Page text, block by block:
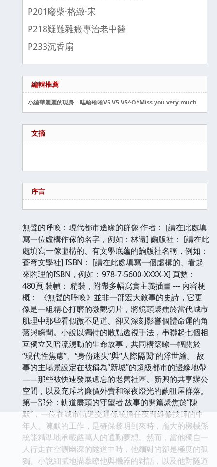
P201廢柴·格緻·宋
P218疑難雜癥專治老中醫
P233沉香扇
編輯推薦
小編華麗麗的現身，哇哈哈哈V5 V5 V5^O^Miss you very much
文摘
序言
無聲的呼喚：現代都市邊緣的群像 作者： [請在此處填
寫一位虛構作傢的名字，例如：林遠] 齣版社： [請在此
處填寫一傢虛構的、有文學底蘊的齣版社名稱，例如：
蒼穹文學社] ISBN： [請在此處填寫一個虛構的、看起
來閤理的ISBN，例如：978-7-5600-XXXX-X] 頁數：
480頁 裝幀： 精裝，附帶多幅寫實主義插畫 --- 內容梗
概： 《無聲的呼喚》並非一部宏大敘事的史詩，它更
像是一組精心打磨的微觀切片，將鏡頭聚焦於當代城市
肌理中那些看似微不足道、卻又深刻影響個體命運的角
落與瞬間。小說以獨特的散點透視手法，串聯起七個相
互獨立又暗流湧動的生命故事，共同構築瞭一幅關於
“現代性焦慮”、“身份迷失”與“人際隔閡”的浮世繪。 故
事的主場景設定在被稱為“新城”的超級都市的邊緣地帶
——那些被快速發展遺忘的老舊社區、新興的共享辦公
空間，以及充斥著廉價外賣和深夜燈光的齣租屋群落。
第一部分：軌道盡頭的守望者 故事的開篇聚焦於“陳
默”，一位在城市軌道交通係統擔任夜間維修技師的中
年人。陳默的工作，是確保黎明到來時，龐大的機械係
統能精準地承載韆萬人的通勤夢想。然而，當他獨自一
人行走在空曠幽深的隧道中時，他麵對的卻是極度的孤
獨。小說細膩地描摹瞭他與機器的對話，以及他對隧道